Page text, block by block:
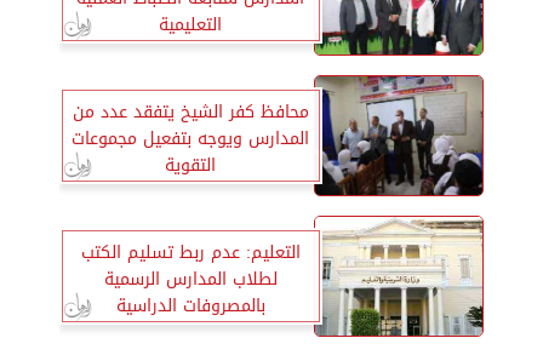
التعليمية
محافظ كفر الشيخ يتفقد عدد من
المدارس ويوجه بتفعيل مجموعات
التقوية
التعليم: عدم ربط تسليم الكتب
لطلاب المدارس الرسمية
بالمصروفات الدراسية